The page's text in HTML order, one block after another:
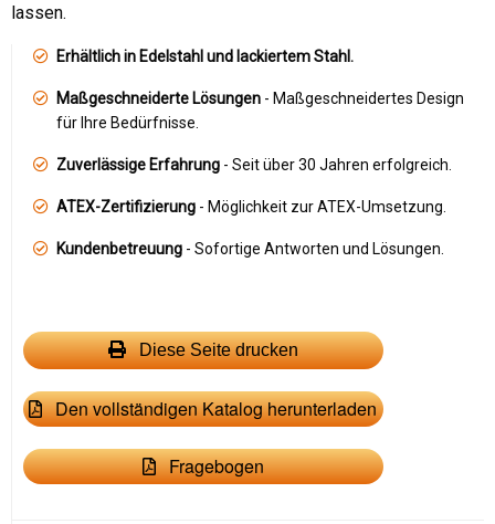
lassen.
Erhältlich in Edelstahl und lackiertem Stahl.
Maßgeschneiderte Lösungen - Maßgeschneidertes Design
für Ihre Bedürfnisse.
Zuverlässige Erfahrung - Seit über 30 Jahren erfolgreich.
ATEX-Zertifizierung - Möglichkeit zur ATEX-Umsetzung.
Kundenbetreuung - Sofortige Antworten und Lösungen.
Diese Seite drucken
Den vollständigen Katalog herunterladen
Fragebogen